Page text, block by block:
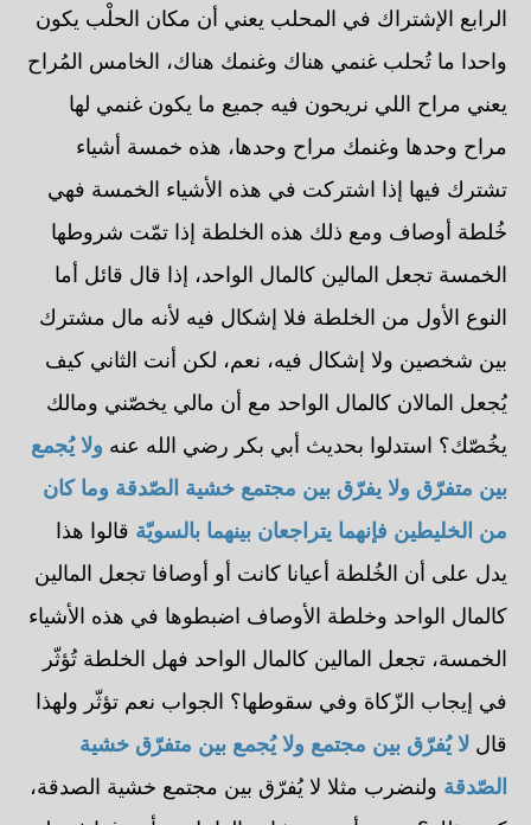
الرابع الإشتراك في المحلب يعني أن مكان الحلْب يكون
واحدا ما تُحلب غنمي هناك وغنمك هناك، الخامس المُراح
يعني مراح اللي نريحون فيه جميع ما يكون غنمي لها
مراح وحدها وغنمك مراح وحدها، هذه خمسة أشياء
تشترك فيها إذا اشتركت في هذه الأشياء الخمسة فهي
خُلطة أوصاف ومع ذلك هذه الخلطة إذا تمّت شروطها
الخمسة تجعل المالين كالمال الواحد، إذا قال قائل أما
النوع الأول من الخلطة فلا إشكال فيه لأنه مال مشترك
بين شخصين ولا إشكال فيه، نعم، لكن أنت الثاني كيف
يُجعل المالان كالمال الواحد مع أن مالي يخصّني ومالك
يخُصّك؟ استدلوا بحديث أبي بكر رضي الله عنه ولا يُجمع
بين متفرّق ولا يفرّق بين مجتمع خشية الصّدقة وما كان
من الخليطين فإنهما يتراجعان بينهما بالسويّة قالوا هذا
يدل على أن الخُلطة أعيانا كانت أو أوصافا تجعل المالين
كالمال الواحد وخلطة الأوصاف اضبطوها في هذه الأشياء
الخمسة، تجعل المالين كالمال الواحد فهل الخلطة تُؤثّر
في إيجاب الزّكاة وفي سقوطها؟ الجواب نعم تؤثّر ولهذا
قال لا يُفرّق بين مجتمع ولا يُجمع بين متفرّق خشية
الصّدقة ولنضرب مثلا لا يُفرّق بين مجتمع خشية الصدقة،